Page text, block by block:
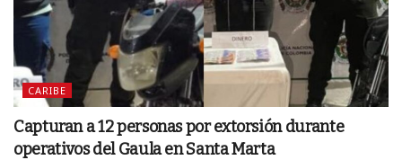
CARIBE
Capturan a 12 personas por extorsión durante
operativos del Gaula en Santa Marta